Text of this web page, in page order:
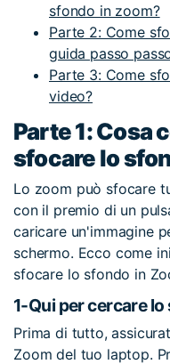
sfondo in zoom?
Parte 2: Come
guida passo
Parte 3: Come
video?
Parte 1: Cosa
sfocare lo
Lo zoom può sfocare
con il premio di un
caricare un'immagine
schermo. Ecco come
sfocare lo sfondo in
1-Qui per cercare
Prima di tutto,
Zoom del tuo laptop.